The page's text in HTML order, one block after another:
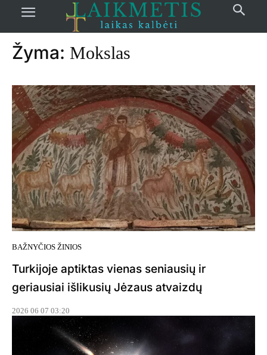
žymos Mokslas
Žyma: Mokslas
BAŽNYČIOS ŽINIOS
Turkijoje aptiktas vienas seniausių ir
geriausiai išlikusių Jėzaus atvaizdų
2026 06 07 03:20